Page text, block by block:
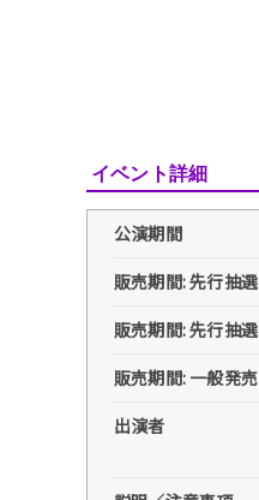
イベント詳細
公演期間
販売期間: 先行抽選
販売期間: 先行抽選
販売期間: 一般発売
出演者